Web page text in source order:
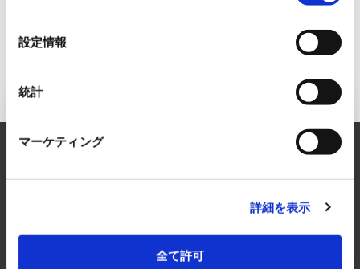
設定情報
統計
マーケティング
詳細を表示
全て許可
RYODEN solves any concerns about FA Systems.
Please feel free to consult with us.